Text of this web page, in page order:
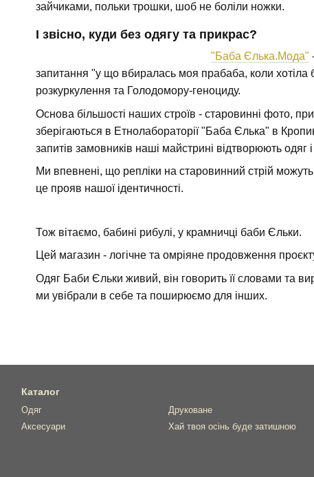
зайчиками, польки трошки, шоб не боліли ножки.
І звісно, куди без одягу та прикрас?
"Баба Єлька.Мода"
запитання "у що вбиралась моя прабаба, коли хотіла
розкуркулення та Голодомору-геноциду.
Основа більшості наших строїв - старовинні фото,
зберігаються в Етнолабораторії "Баба Єлька" в
запитів замовників наші майстрині відтворюють одяг
Ми впевнені, що репліки на старовинний стрій
це прояв нашої ідентичності.
Тож вітаємо, бабині рибулі, у крамничці баби Єльки.
Цей магазин - логічне та омріяне продовження
Одяг Баби Єльки живий, він говорить її словами та
ми увібрали в себе та поширюємо для інших.
Каталог
Одяг
Аксесуари
Друковане
Хай твоя осінь буде затишною